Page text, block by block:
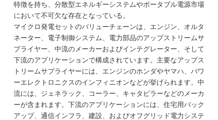
特徴を持ち、分散型エネルギーシステムやポータブル電源市場
において不可欠な存在となっている。
マイクロ発電セットのバリューチェーンは、エンジン、オルタ
ネーター、電子制御システム、電力部品のアップストリームサ
プライヤー、中流のメーカーおよびインテグレーター、そして
下流のアプリケーションで構成されています。主要なアップス
トリームサプライヤーには、エンジンのホンダやヤマハ、パワ
ーエレクトロニクスのインフィニオンなどが挙げられます。中
流には、ジェネラック、コーラー、キャタピラーなどのメーカ
ーが含まれます。下流のアプリケーションには、住宅用バック
アップ、通信インフラ、建設、およびオフグリッド電力システ